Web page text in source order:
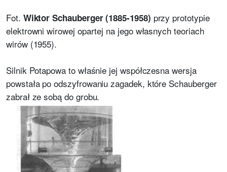
Fot. Wiktor Schauberger (1885-1958) przy prototypie
elektrowni wirowej opartej na jego własnych teoriach
wirów (1955).
Silnik Potapowa to właśnie jej współczesna wersja
powstała po odszyfrowaniu zagadek, które Schauberger
zabrał ze sobą do grobu.